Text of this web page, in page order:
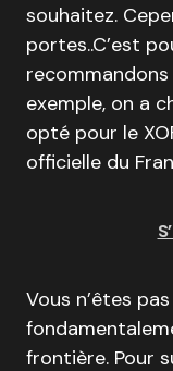
souhaitez.
portes..C’est
recommandons
exemple, on a
opté pour le
officielle du
Vous n’êtes
frontière. Pour